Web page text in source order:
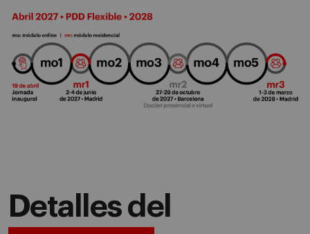
Detalles del